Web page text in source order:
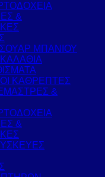
&
ΜΠΑΝΙΟΥ
ΚΑΘΡΕΠΤΕΣ
&
&